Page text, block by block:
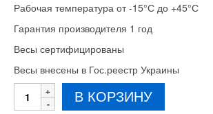
Рабочая температура от -15°С до +45°С
Гарантия производителя 1 год
Весы сертифицированы
Весы внесены в Гос.реестр Украины
Количество
товара
В КОРЗИНУ